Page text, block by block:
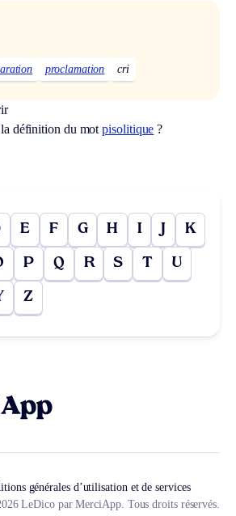
proclamation cri
la définition du motpisolitique ?
E F G H I J K
P Q R S T U
Z
générales d’utilisation et de services
LeDico par MerciApp. Tous droits réservés.